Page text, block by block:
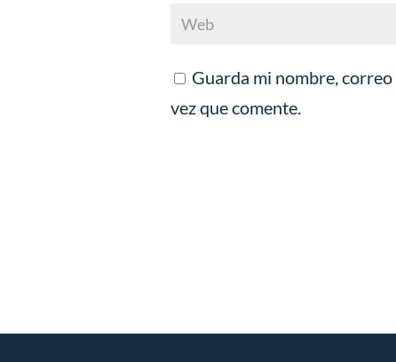
Guarda mi nombre,
vez que comente.